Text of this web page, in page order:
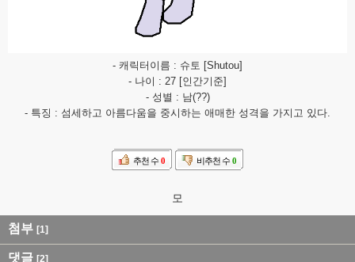
- 캐릭터이름 : 슈토 [Shutou]
- 나이 : 27 [인간기준]
- 성별 : 남(??)
- 특징 : 섬세하고 아름다움을 중시하는 애매한 성격을 가지고 있다.
추천 수 0 비추천 수 0
모
첨부 [1]
댓글 [2]